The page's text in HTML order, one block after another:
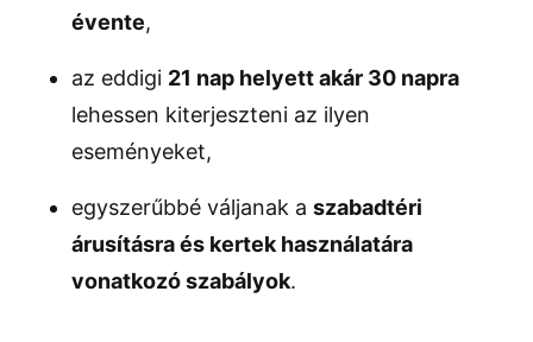
évente,
az eddigi 21 nap helyett akár 30 napra
lehessen kiterjeszteni az ilyen
eseményeket,
egyszerűbbé váljanak a szabadtéri
árusításra és kertek használatára
vonatkozó szabályok.